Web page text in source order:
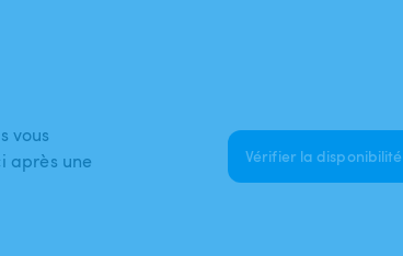
vous
après une
Vérifier la disponibilité